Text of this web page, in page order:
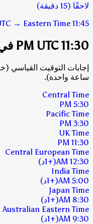
لاحقًا (15 دقيقة)
11:45 PM
→ Eastern Time
11:30 PM UTC في مناطق أخرى
إجابات التوقيت القياسي
ساعة واحدة).
Central Time
5:30 PM
Pacific Time
3:30 PM
UK Time
11:30 PM
Central European Time
12:30 AM
(+1د)
India Time
5:00 AM
(+1د)
Japan Time
8:30 AM
(+1د)
Australian Eastern Time
9:30 AM
(+1د)